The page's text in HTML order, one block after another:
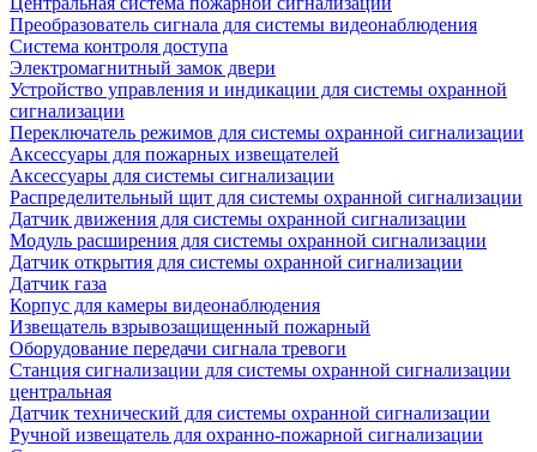
Преобразователь сигнала для системы видеонаблюдения
Система контроля доступа
Электромагнитный замок двери
Устройство управления и индикации для системы охранной
сигнализации
Переключатель режимов для системы охранной сигнализации
Аксессуары для пожарных извещателей
Аксессуары для системы сигнализации
Распределительный щит для системы охранной сигнализации
Датчик движения для системы охранной сигнализации
Модуль расширения для системы охранной сигнализации
Датчик открытия для системы охранной сигнализации
Датчик газа
Корпус для камеры видеонаблюдения
Извещатель взрывозащищенный пожарный
Оборудование передачи сигнала тревоги
Станция сигнализации для системы охранной сигнализации
центральная
Датчик технический для системы охранной сигнализации
Ручной извещатель для охранно-пожарной сигнализации